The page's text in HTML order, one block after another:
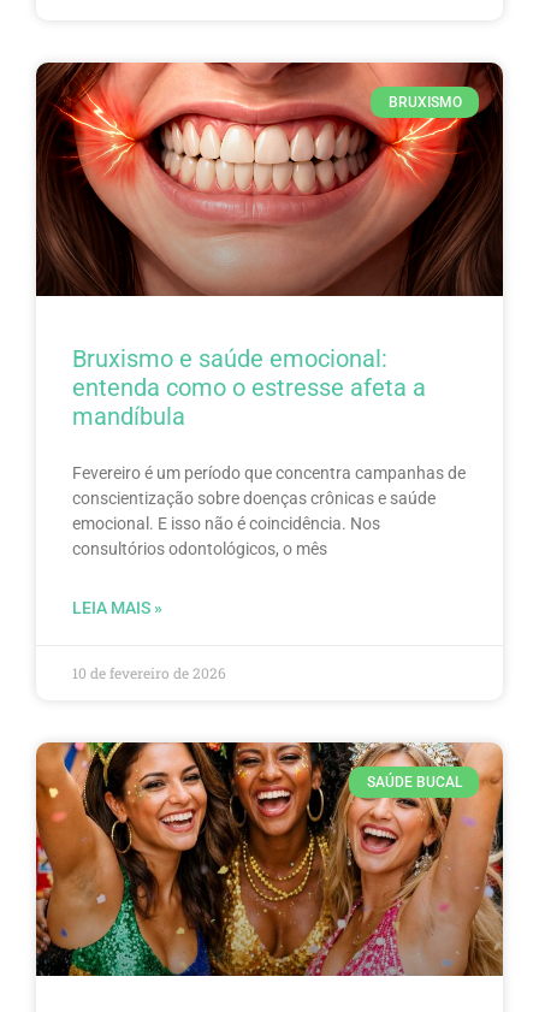
BRUXISMO
Bruxismo e saúde emocional:
entenda como o estresse afeta a
mandíbula
Fevereiro é um período que concentra campanhas de
conscientização sobre doenças crônicas e saúde
emocional. E isso não é coincidência. Nos
consultórios odontológicos, o mês
LEIA MAIS »
10 de fevereiro de 2026
SAÚDE BUCAL